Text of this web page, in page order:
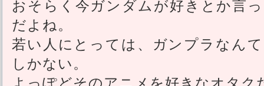
おそらく今ガンダムが好きとか言
だよね。
若い人にとっては、ガンプラなん
しかない。